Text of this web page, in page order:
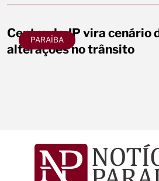
PARAÍBA
Centro de JP vira cenário
alterações no trânsito